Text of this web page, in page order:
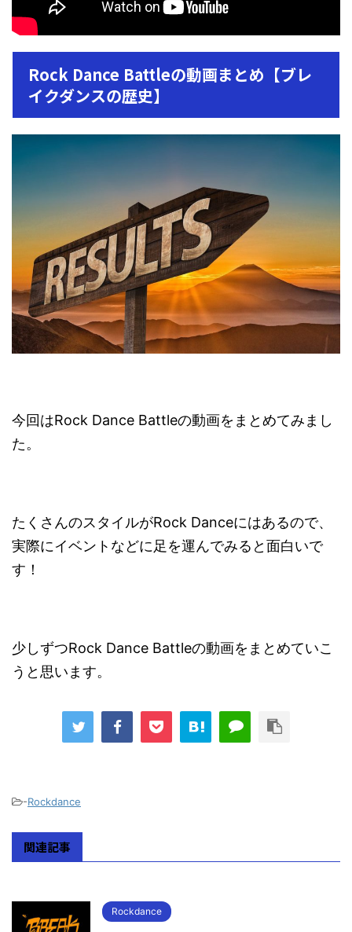
Rock Dance Battleの動画まとめ【ブレ
イクダンスの歴史】
今回はRock Dance Battleの動画をまとめてみまし
た。
たくさんのスタイルがRock Danceにはあるので、
実際にイベントなどに足を運んでみると面白いで
す！
少しずつRock Dance Battleの動画をまとめていこ
うと思います。
-Rockdance
関連記事
Rockdance